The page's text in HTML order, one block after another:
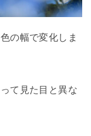
の幅で変化しま
て見た目と異な